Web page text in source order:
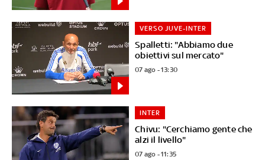
Spalletti: "Abbiamo due
obiettivi sul mercato"
VERSO JUVE-INTER
07 ago - 13:30
Chivu: "Cerchiamo gente che
alzi il livello"
INTER
07 ago - 11:35